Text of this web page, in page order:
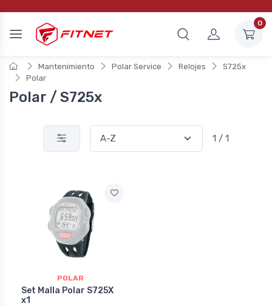
0
Mantenimiento Polar Service Relojes
S725x
Polar
Polar / S725x
1 / 1
POLAR
Set Malla Polar S725X
x1